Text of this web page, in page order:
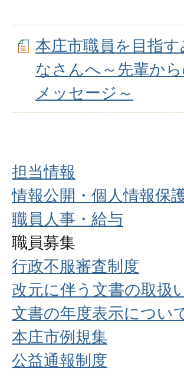
本庄市職員を目指す
なさんへ～先輩か
メッセージ～
担当情報
情報公開・個人情報保
職員人事・給与
職員募集
行政不服審査制度
改元に伴う文書の取扱
文書の年度表示につい
本庄市例規集
公益通報制度